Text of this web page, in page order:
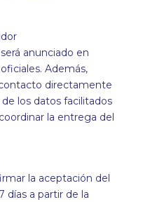
anunciado en
Además,
directamente
los datos facilitados
la entrega del
la aceptación del
días a partir de la